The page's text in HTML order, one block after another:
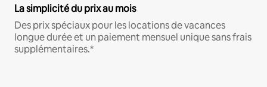
La simplicité du prix au mois
Des prix spéciaux pour les locations de vacances
longue durée et un paiement mensuel unique sans frais
supplémentaires.*